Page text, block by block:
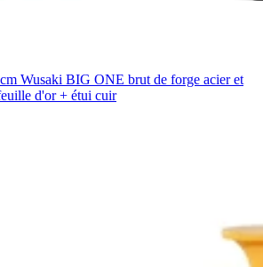
Wusaki BIG ONE brut de forge acier et
d'or + étui cuir